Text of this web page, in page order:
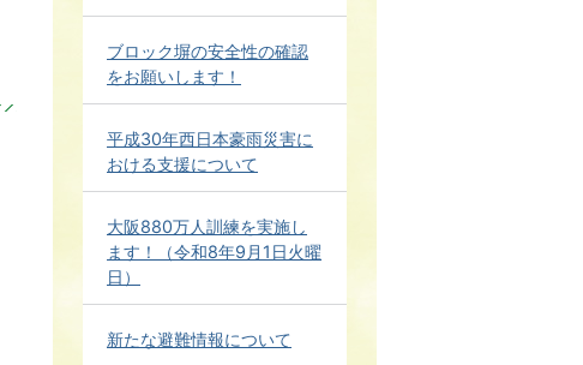
ブロック塀の安全性の確認
をお願いします！
平成30年西日本豪雨災害に
おける支援について
大阪880万人訓練を実施し
ます！（令和8年9月1日火曜
日）
新たな避難情報について